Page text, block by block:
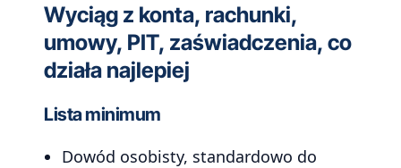
Wyciąg z konta, rachunki,
umowy, PIT, zaświadczenia, co
działa najlepiej
Lista minimum
Dowód osobisty, standardowo do